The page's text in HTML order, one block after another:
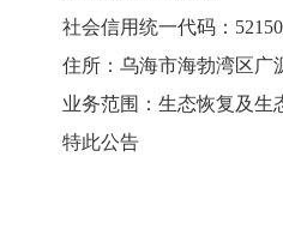
社会信用统一代码：
住所：乌海市海勃湾区广
业务范围：生态恢复及生态
特此公告